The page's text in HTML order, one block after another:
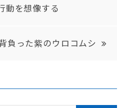
動を想像する
負った紫のウロコムシ